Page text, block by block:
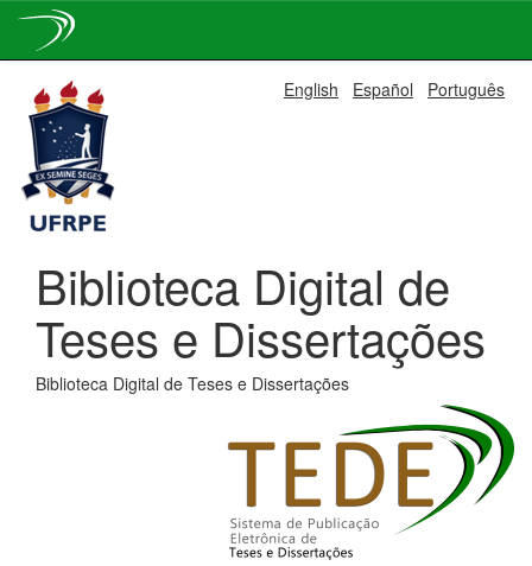
navigation
English Español Português
Biblioteca Digital de
Teses e Dissertações
Biblioteca Digital de Teses e Dissertações